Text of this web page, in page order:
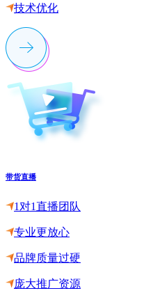
技术优化
带货直播
1对1直播团队
专业更放心
品牌质量过硬
庞大推广资源